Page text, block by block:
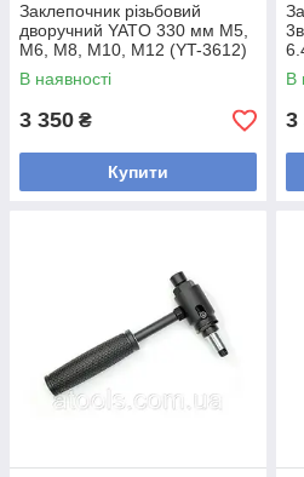
Заклепочник різьбовий
дворучний YATO 330 мм M5,
M6, M8, M10, M12 (YT-3612)
В наявності
3 350 ₴
Купити
В
3